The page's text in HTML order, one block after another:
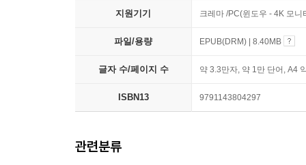
지원기기 크레마 /PC(윈도우 - 4K 모
파일/용량 EPUB(DRM) | 8.40MB
글자 수/페이지 수 약 3.3만자, 약 1만 단어, A4
ISBN13 9791143804297
관련분류